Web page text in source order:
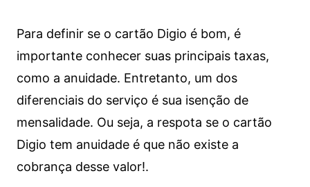
Para definir se o cartão Digio é bom, é
importante conhecer suas principais taxas,
como a anuidade. Entretanto, um dos
diferenciais do serviço é sua isenção de
mensalidade. Ou seja, a respota se o cartão
Digio tem anuidade é que não existe a
cobrança desse valor!.